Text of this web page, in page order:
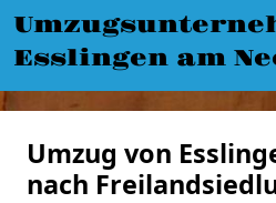
Esslingen am
Umzug von
nach